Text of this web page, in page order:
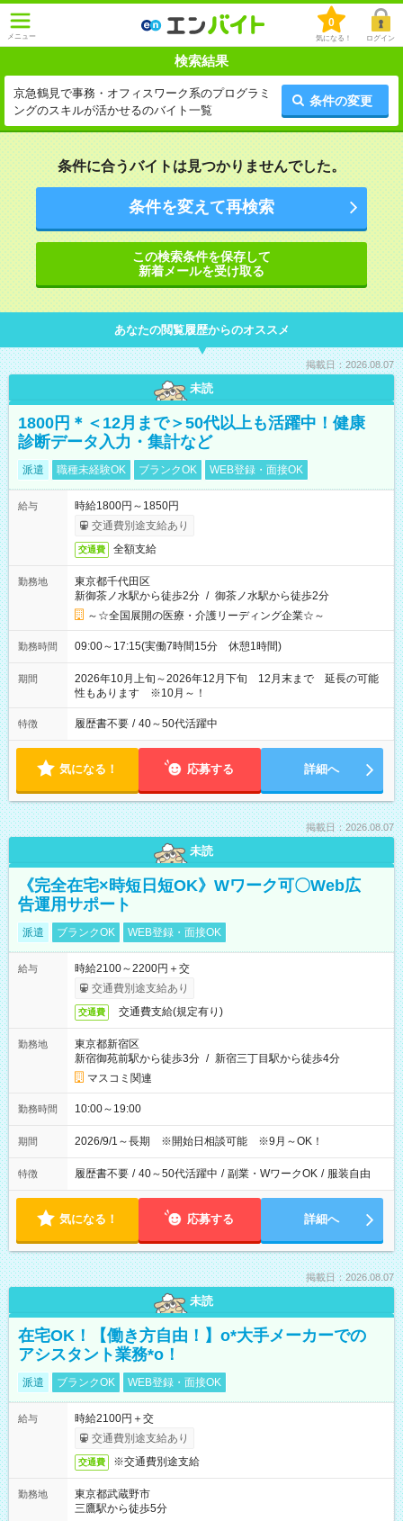
メニュー
0
気になる！ ログイン
検索結果
京急鶴見で事務・オフィスワーク系のプログラミ
ングのスキルが活かせるのバイト一覧
条件の変更
条件に合うバイトは見つかりませんでした。
条件を変えて再検索
この検索条件を保存して
新着メールを受け取る
あなたの閲覧履歴からのオススメ
掲載日：2026.08.07
未読
1800円＊＜12月まで＞50代以上も活躍中！健康
診断データ入力・集計など
派遣 職種未経験OK ブランクOK WEB登録・面接OK
給与
時給1800円～1850円
交通費別途支給あり
交通費 全額支給
勤務地
東京都千代田区
新御茶ノ水駅から徒歩2分 / 御茶ノ水駅から徒歩2分
～☆全国展開の医療・介護リーディング企業☆～
勤務時間 09:00～17:15(実働7時間15分 休憩1時間)
期間
2026年10月上旬～2026年12月下旬 12月末まで 延長の可能
性もあります ※10月～！
特徴 履歴書不要 / 40～50代活躍中
気になる！ 応募する 詳細へ
掲載日：2026.08.07
未読
《完全在宅×時短日短OK》Wワーク可〇Web広
告運用サポート
派遣 ブランクOK WEB登録・面接OK
給与
時給2100～2200円＋交
交通費別途支給あり
交通費 交通費支給(規定有り)
勤務地
東京都新宿区
新宿御苑前駅から徒歩3分 / 新宿三丁目駅から徒歩4分
マスコミ関連
勤務時間 10:00～19:00
期間 2026/9/1～長期 ※開始日相談可能 ※9月～OK！
特徴 履歴書不要 / 40～50代活躍中 / 副業・WワークOK / 服装自由
気になる！ 応募する 詳細へ
掲載日：2026.08.07
未読
在宅OK！【働き方自由！】o*大手メーカーでの
アシスタント業務*o！
派遣 ブランクOK WEB登録・面接OK
給与
時給2100円＋交
交通費別途支給あり
交通費 ※交通費別途支給
勤務地
東京都武蔵野市
三鷹駅から徒歩5分